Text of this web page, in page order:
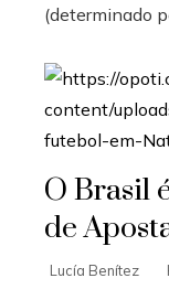
(determinado
O Brasil
de
Lucía Benítez